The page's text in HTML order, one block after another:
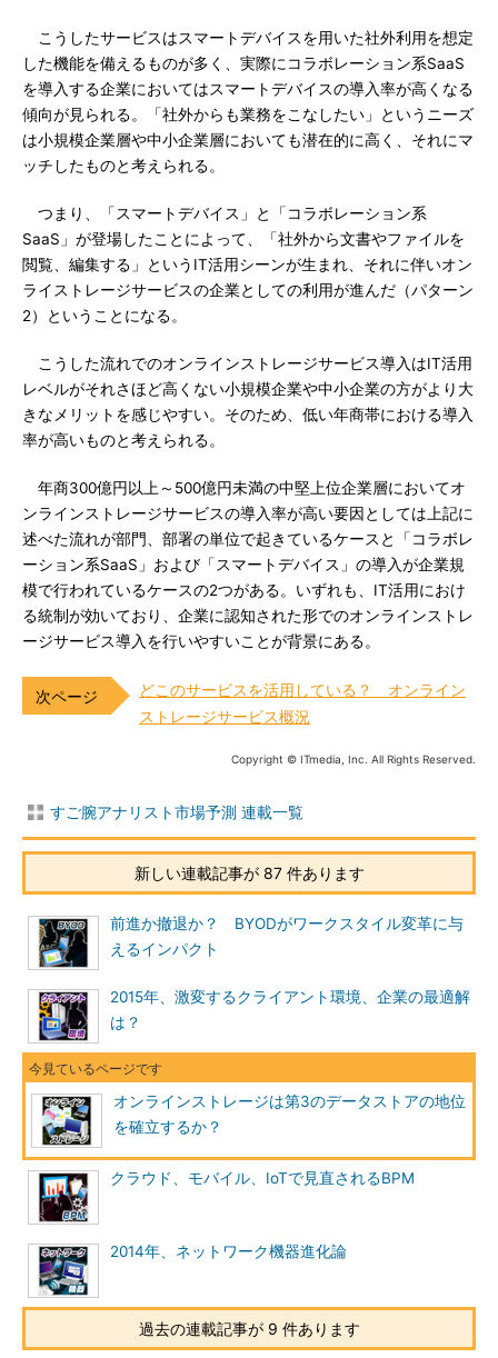
こうしたサービスはスマートデバイスを用いた社外利用を想定
した機能を備えるものが多く、実際にコラボレーション系SaaS
を導入する企業においてはスマートデバイスの導入率が高くなる
傾向が見られる。「社外からも業務をこなしたい」というニーズ
は小規模企業層や中小企業層においても潜在的に高く、それにマ
ッチしたものと考えられる。
つまり、「スマートデバイス」と「コラボレーション系
SaaS」が登場したことによって、「社外から文書やファイルを
閲覧、編集する」というIT活用シーンが生まれ、それに伴いオン
ライストレージサービスの企業としての利用が進んだ（パターン
2）ということになる。
こうした流れでのオンラインストレージサービス導入はIT活用
レベルがそれさほど高くない小規模企業や中小企業の方がより大
きなメリットを感じやすい。そのため、低い年商帯における導入
率が高いものと考えられる。
年商300億円以上～500億円未満の中堅上位企業層においてオ
ンラインストレージサービスの導入率が高い要因としては上記に
述べた流れが部門、部署の単位で起きているケースと「コラボレ
ーション系SaaS」および「スマートデバイス」の導入が企業規
模で行われているケースの2つがある。いずれも、IT活用におけ
る統制が効いており、企業に認知された形でのオンラインストレ
ージサービス導入を行いやすいことが背景にある。
どこのサービスを活用している？ オンライン
ストレージサービス概況
Copyright © ITmedia, Inc. All Rights Reserved.
すご腕アナリスト市場予測 連載一覧
新しい連載記事が 87 件あります
前進か撤退か？ BYODがワークスタイル変革に与
えるインパクト
2015年、激変するクライアント環境、企業の最適解
は？
オンラインストレージは第3のデータストアの地位
を確立するか？
クラウド、モバイル、IoTで見直されるBPM
2014年、ネットワーク機器進化論
過去の連載記事が 9 件あります